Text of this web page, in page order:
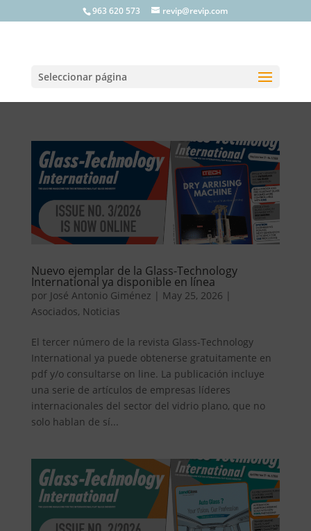
963 620 573 revip@revip.com
Seleccionar página
Nuevo ejemplar de la Glass-Technology
International ya disponible en línea
por José Antonio Giménez | May 25, 2026 |
Asociados, Noticias
El tercer número de la revista Glass-Technology
International ya puede obtenerse gratuitamente en
pdf y/o consultarse on line. La publicación incluye
una serie de artículos de empresas líderes
internacionales del sector del vidrio plano, que no
solo hablan de sí...